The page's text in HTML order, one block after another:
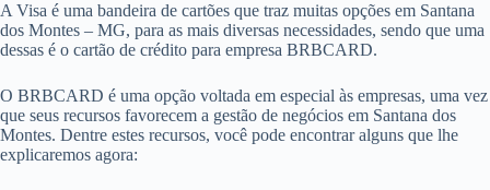
A Visa é uma bandeira de cartões que traz muitas opções em Santana
dos Montes – MG, para as mais diversas necessidades, sendo que uma
dessas é o cartão de crédito para empresa BRBCARD.
O BRBCARD é uma opção voltada em especial às empresas, uma vez
que seus recursos favorecem a gestão de negócios em Santana dos
Montes. Dentre estes recursos, você pode encontrar alguns que lhe
explicaremos agora: